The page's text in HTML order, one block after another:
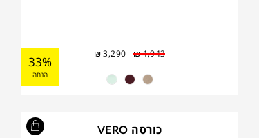
₪4,943
₪3,290
33%
הנחה
כורסה VERO